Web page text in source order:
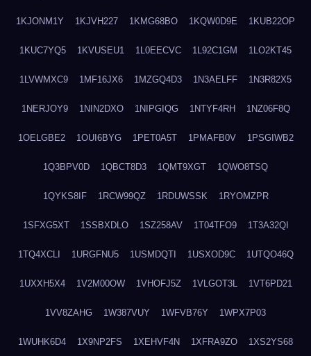
1KJONM1Y 1KJVH227 1KMG68BO 1KQW0D9E 1KUB22OP
1KUC7YQ5 1KVUSEU1 1L0EECVC 1L92C1GM 1LO2KT45
1LVWMXC9 1MF16JX6 1MZGQ4D3 1N3AELFF 1N3R82X5
1NERJOY9 1NIN2DXO 1NIPGIQG 1NTYF4RH 1NZ06F8Q
1OELGBE2 1OUI6BYG 1PET0A5T 1PMAFB0V 1PSGIWB2
1Q3BPV0D 1QBCT8D3 1QMT9XGT 1QWO8TSQ
1QYKS8IF 1RCW99QZ 1RDUWSSK 1RYOMZPR
1SFXG5XT 1SSBXDLO 1SZ258AV 1T04TFO9 1T3A32QI
1TQ4XCLI 1URGFNU5 1USMDQTI 1USXOD9C 1UTQO46Q
1UXXH5X4 1V2M00OW 1VHOFJ5Z 1VLGOT3L 1VT6PD21
1VV8ZAHG 1W387VUY 1WFVB76Y 1WPX7P03
1WUHK6D4 1X9NP2FS 1XEHVF4N 1XFRA9ZO 1XS2YS68